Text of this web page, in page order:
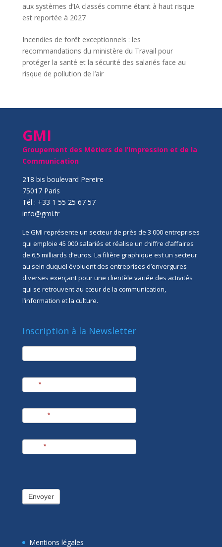
aux systèmes d’IA classés comme étant à haut risque
est reportée à 2027
Incendies de forêt exceptionnels : les
recommandations du ministère du Travail pour
protéger la santé et la sécurité des salariés face au
risque de pollution de l’air
GMI
Groupement des Métiers de l’Impression et de la
Communication
218 bis boulevard Pereire
75017 Paris
Tél : +33 1 55 25 67 57
info@gmi.fr
Le GMI représente un secteur de près de 3 000 entreprises
qui emploie 45 000 salariés et réalise un chiffre d’affaires
de 6,5 milliards d’euros. La filière graphique est un secteur
au sein duquel évoluent des entreprises d’envergures
diverses exerçant pour une clientèle variée des activités
qui se retrouvent au cœur de la communication,
l’information et la culture.
Inscription à la Newsletter
newsletter
*
*
*
Envoyer
Mentions légales